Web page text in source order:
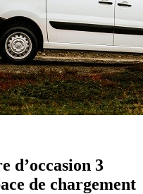
d’occasion 3
de chargement